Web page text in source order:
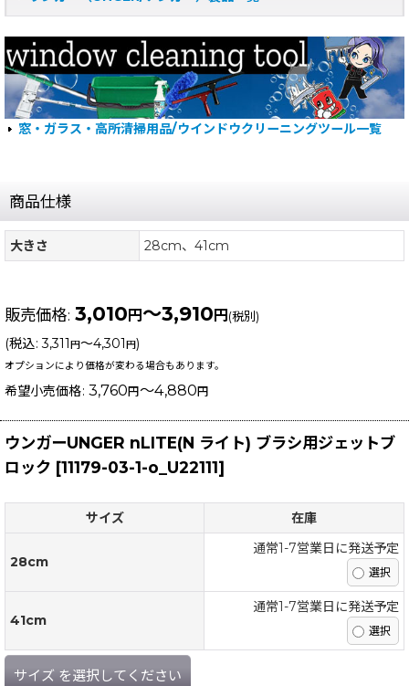
窓・ガラス・高所清掃用品/ウインドウクリーニングツール一覧
商品仕様
大きさ 28cm、41cm
販売価格: 3,010 円 ～3,910 円 (税別)
(税込: 3,311 円～4,301 円)
オプションにより価格が変わる場合もあります。
希望小売価格: 3,760 円 ～4,880 円
ウンガーUNGER nLITE(N ライト) ブラシ用ジェットブ
ロック [11179-03-1-o_U22111]
サイズ 在庫
28cm
通常1-7営業日に発送予定
41cm
通常1-7営業日に発送予定
サイズ を選択してください